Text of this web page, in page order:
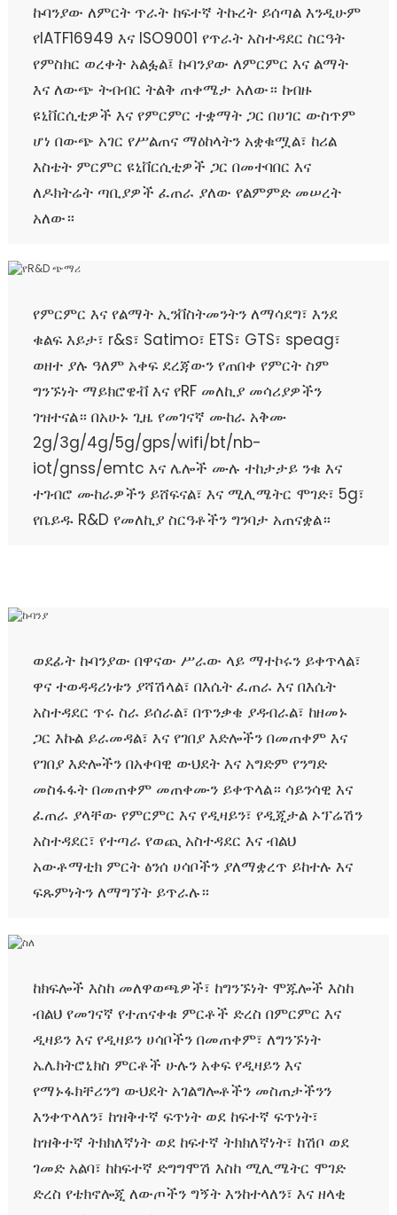
ኩባንያው ለምርት ጥራት ከፍተኛ ትኩረት ይሰጣል እንዲሁም
የIATF16949 እና ISO9001 የጥራት አስተዳደር ስርዓት
የምስክር ወረቀት አልፏል፤ ኩባንያው ለምርምር እና ልማት
እና ለውጭ ትብብር ትልቅ ጠቀሜታ አለው። ከብዙ
ዩኒቨርሲቲዎች እና የምርምር ተቋማት ጋር በሀገር ውስጥም
ሆነ በውጭ አገር የሥልጠና ማዕከላትን አቋቁሟል፣ ከሪል
እስቴት ምርምር ዩኒቨርሲቲዎች ጋር በመተባበር እና
ለዶክትሬት ጣቢያዎች ፈጠራ ያለው የልምምድ መሠረት
አለው።
የምርምር እና የልማት ኢንቨስትመንትን ለማሳደግ፣ እንደ
ቁልፍ እይታ፣ r&s፣ Satimo፣ ETS፣ GTS፣ speag፣
ወዘተ ያሉ ዓለም አቀፍ ደረጃውን የጠበቀ የምርት ስም
ግንኙነት ማይክሮዌቭ እና የRF መለኪያ መሳሪያዎችን
ገዝተናል። በአሁኑ ጊዜ የመገናኛ ሙከራ አቅሙ
2g/3g/4g/5g/gps/wifi/bt/nb-
iot/gnss/emtc እና ሌሎች ሙሉ ተከታታይ ንቁ እና
ተገብሮ ሙከራዎችን ይሸፍናል፣ እና ሚሊሜትር ሞገድ፣ 5g፣
የቤይዱ R&D የመለኪያ ስርዓቶችን ግንባታ አጠናቋል።
ወደፊት ኩባንያው በዋናው ሥራው ላይ ማተኮሩን ይቀጥላል፣
ዋና ተወዳዳሪነቱን ያሻሽላል፣ በእሴት ፈጠራ እና በእሴት
አስተዳደር ጥሩ ስራ ይሰራል፣ በጥንቃቄ ያዳብራል፣ ከዘመኑ
ጋር እኩል ይራመዳል፣ እና የገበያ እድሎችን በመጠቀም እና
የገበያ እድሎችን በአቀባዊ ውህደት እና አግድም የንግድ
መስፋፋት በመጠቀም መጠቀሙን ይቀጥላል። ሳይንሳዊ እና
ፈጠራ ያላቸው የምርምር እና የዲዛይን፣ የዲጂታል ኦፕሬሽን
አስተዳደር፣ የተጣራ የወጪ አስተዳደር እና ብልህ
አውቶማቲክ ምርት ፅንሰ ሀሳቦችን ያለማቋረጥ ይከተሉ እና
ፍጹምነትን ለማግኘት ይጥራሉ።
ከክፍሎች እስከ መለዋወጫዎች፣ ከግንኙነት ሞጁሎች እስከ
ብልህ የመገናኛ የተጠናቀቁ ምርቶች ድረስ በምርምር እና
ዲዛይን እና የዲዛይን ሀሳቦችን በመጠቀም፣ ለግንኙነት
ኤሌክትሮኒክስ ምርቶች ሁሉን አቀፍ የዲዛይን እና
የማኑፋክቸሪንግ ውህደት አገልግሎቶችን መስጠታችንን
እንቀጥላለን፣ ከዝቅተኛ ፍጥነት ወደ ከፍተኛ ፍጥነት፣
ከዝቅተኛ ትክክለኛነት ወደ ከፍተኛ ትክክለኛነት፣ ከሽቦ ወደ
ገመድ አልባ፣ ከከፍተኛ ድግግሞሽ እስከ ሚሊሜትር ሞገድ
ድረስ የቴክኖሎጂ ለውጦችን ግኝት እንከተላለን፣ እና ዘላቂ